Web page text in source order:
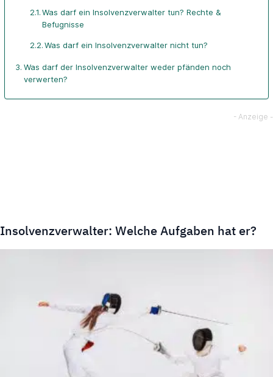
Was darf ein Insolvenzverwalter tun? Rechte &
Befugnisse
Was darf ein Insolvenzverwalter nicht tun?
Was darf der Insolvenzverwalter weder pfänden noch
verwerten?
Insolvenzverwalter: Welche Aufgaben hat er?